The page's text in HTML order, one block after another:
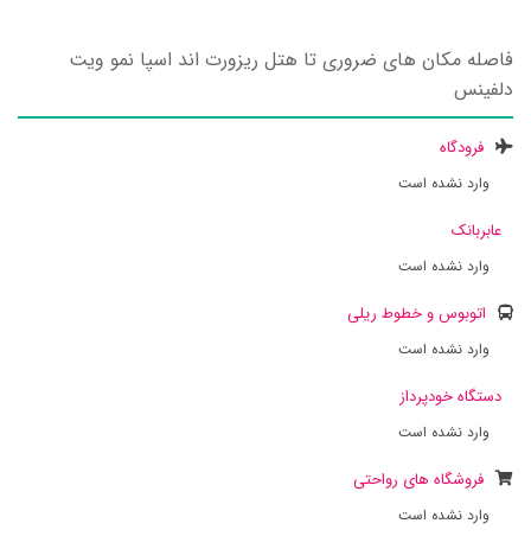
فاصله مکان های ضروری تا هتل ریزورت اند اسپا نمو ویت
دلفینس
فرودگاه
وارد نشده است
عابربانک
وارد نشده است
اتوبوس و خطوط ریلی
وارد نشده است
دستگاه خودپرداز
وارد نشده است
فروشگاه های رواحتی
وارد نشده است